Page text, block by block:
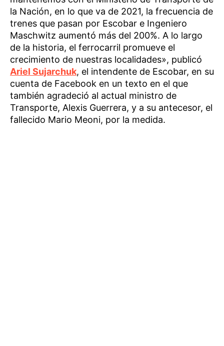
la Nación, en lo que va de 2021, la frecuencia de
trenes que pasan por Escobar e Ingeniero
Maschwitz aumentó más del 200%. A lo largo
de la historia, el ferrocarril promueve el
crecimiento de nuestras localidades», publicó
Ariel Sujarchuk, el intendente de Escobar, en su
cuenta de Facebook en un texto en el que
también agradeció al actual ministro de
Transporte, Alexis Guerrera, y a su antecesor, el
fallecido Mario Meoni, por la medida.